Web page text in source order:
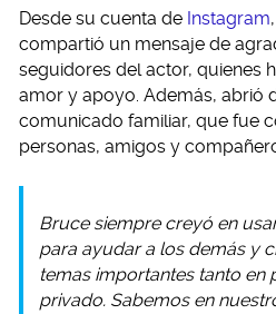
Desde su cuenta de Instagram
compartió un mensaje de
seguidores del actor, quienes
amor y apoyo. Además, abrió
comunicado familiar, que fue
personas, amigos y
Bruce siempre creyó en
para ayudar a los demás y
temas importantes tanto en
privado. Sabemos en